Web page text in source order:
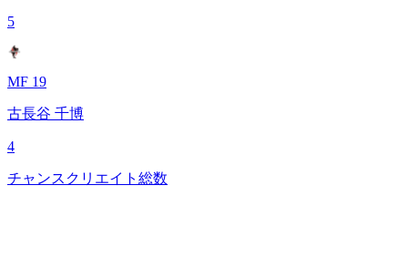
5
MF 19
古長谷 千博
4
チャンスクリエイト総数